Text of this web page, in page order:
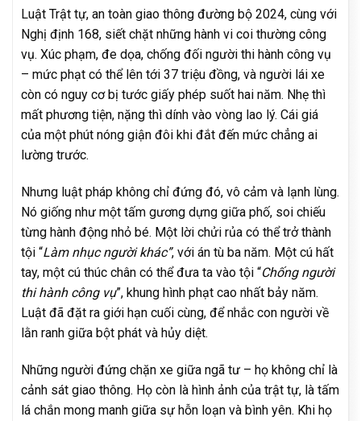
Luật Trật tự, an toàn giao thông đường bộ 2024, cùng với
Nghị định 168, siết chặt những hành vi coi thường công
vụ. Xúc phạm, đe dọa, chống đối người thi hành công vụ
– mức phạt có thể lên tới 37 triệu đồng, và người lái xe
còn có nguy cơ bị tước giấy phép suốt hai năm. Nhẹ thì
mất phương tiện, nặng thì dính vào vòng lao lý. Cái giá
của một phút nóng giận đôi khi đắt đến mức chẳng ai
lường trước.
Nhưng luật pháp không chỉ đứng đó, vô cảm và lạnh lùng.
Nó giống như một tấm gương dựng giữa phố, soi chiếu
từng hành động nhỏ bé. Một lời chửi rủa có thể trở thành
tội “Làm nhục người khác”, với án tù ba năm. Một cú hất
tay, một cú thúc chân có thể đưa ta vào tội “Chống người
thi hành công vụ”, khung hình phạt cao nhất bảy năm.
Luật đã đặt ra giới hạn cuối cùng, để nhắc con người về
lằn ranh giữa bột phát và hủy diệt.
Những người đứng chặn xe giữa ngã tư – họ không chỉ là
cảnh sát giao thông. Họ còn là hình ảnh của trật tự, là tấm
lá chắn mong manh giữa sự hỗn loạn và bình yên. Khi họ